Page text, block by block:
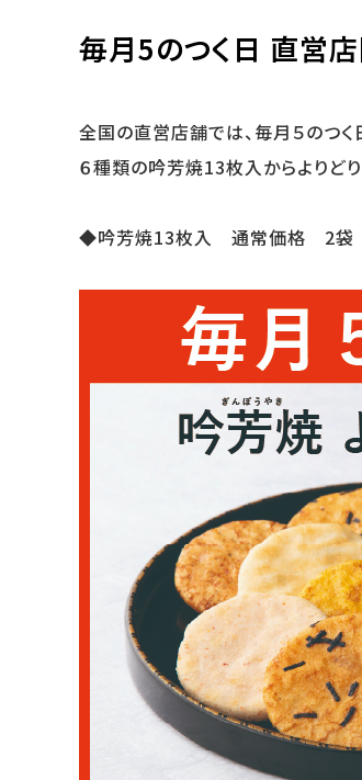
毎月5のつく日 直営
全国の直営店舗では、毎月５のつ
６種類の吟芳焼13枚入からよりど
◆吟芳焼13枚入 通常価格 2